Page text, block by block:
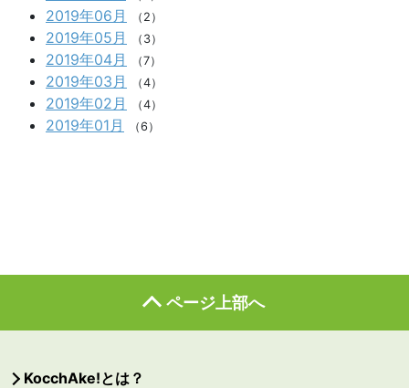
2019年06月 （2）
2019年05月 （3）
2019年04月 （7）
2019年03月 （4）
2019年02月 （4）
2019年01月 （6）
ページ上部へ
KocchAke!とは？